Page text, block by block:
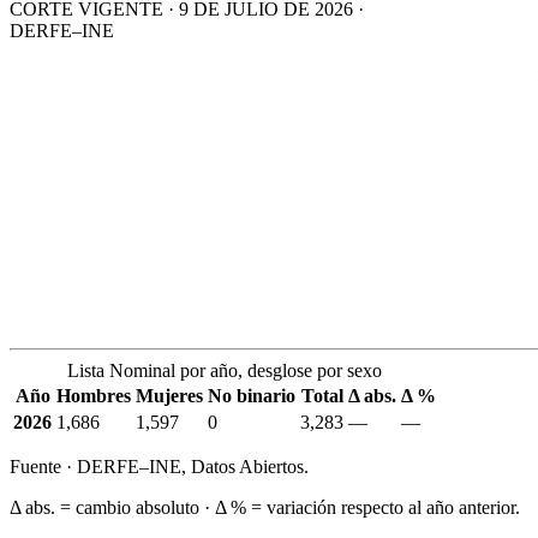
CORTE VIGENTE · 9 DE JULIO DE 2026 ·
DERFE–INE
Lista Nominal por año, desglose por sexo
Año Hombres Mujeres No binario Total Δ abs. Δ %
2026 1,686 1,597 0 3,283 — —
Fuente · DERFE–INE, Datos Abiertos.
Δ abs. = cambio absoluto · Δ % = variación respecto al año anterior.